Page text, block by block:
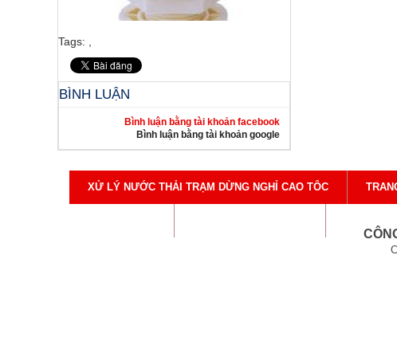
Tags:
BÌNH LUẬN
Bình luận bằng tài khoản facebook
Bình luận bằng tài khoản google
XỬ LÝ NƯỚC THẢI TRẠM DỪNG NGHỈ CAO TÔC